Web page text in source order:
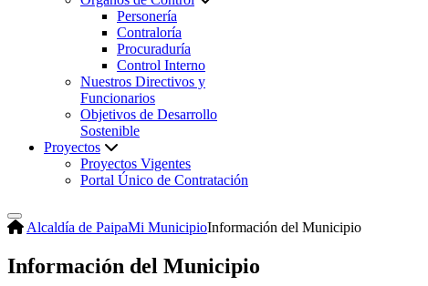
Personería
Contraloría
Procuraduría
Control Interno
Nuestros Directivos y
Funcionarios
Objetivos de Desarrollo
Sostenible
Proyectos
Proyectos Vigentes
Portal Único de Contratación
Alcaldía de PaipaMi MunicipioInformación del Municipio
Información del Municipio